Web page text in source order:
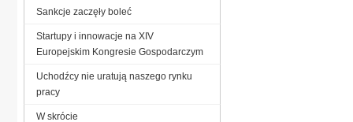
Sankcje zaczęły boleć
Startupy i innowacje na XIV
Europejskim Kongresie Gospodarczym
Uchodźcy nie uratują naszego rynku
pracy
W skrócie